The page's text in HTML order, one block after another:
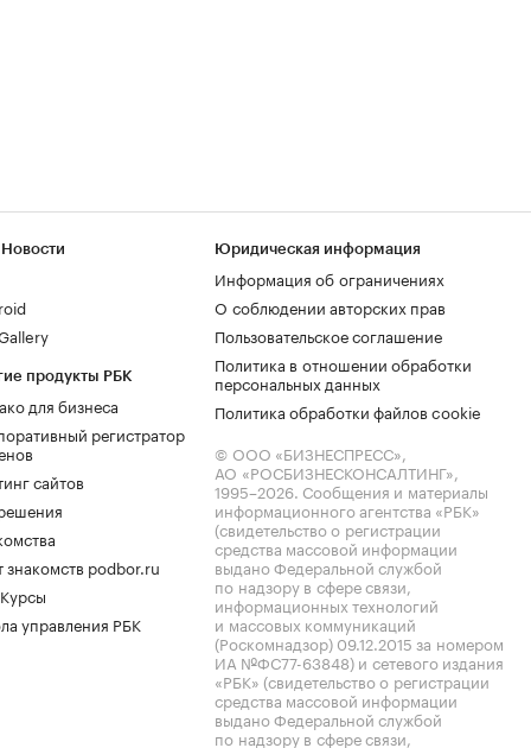
продукты РБК
для бизнеса
регистратор
сайтов
знакомств podbor.ru
управления РБК
Юридическая информация
Информация об ограничениях
О соблюдении авторских прав
Пользовательское соглашение
Политика в отношении обработки
персональных данных
Политика обработки файлов cookie
© ООО «БИЗНЕСПРЕСС»,
АО «РОСБИЗНЕСКОНСАЛТИНГ»,
1995–2026. Сообщения и материалы
информационного агентства «РБК»
(свидетельство о регистрации
средства массовой информации
выдано Федеральной службой
по надзору в сфере связи,
информационных технологий
и массовых коммуникаций
(Роскомнадзор) 09.12.2015 за номером
ИА №ФС77-63848) и сетевого издания
«РБК» (свидетельство о регистрации
средства массовой информации
выдано Федеральной службой
по надзору в сфере связи,